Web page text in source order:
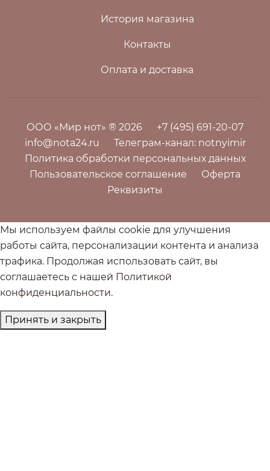
История магазина
Контакты
Оплата и доставка
ООО «Мир нот» ® 2026
+7 (495) 691-20-07
info@nota24.ru
Телеграм-канал: notnyimir
Политика обработки персональных данных
Пользовательское соглашение
Оферта
Реквизиты
Мы используем файлы cookie для улучшения
работы сайта, персонализации контента и анализа
трафика. Продолжая использовать сайт, вы
соглашаетесь с нашей Политикой
конфиденциальности.
Принять и закрыть